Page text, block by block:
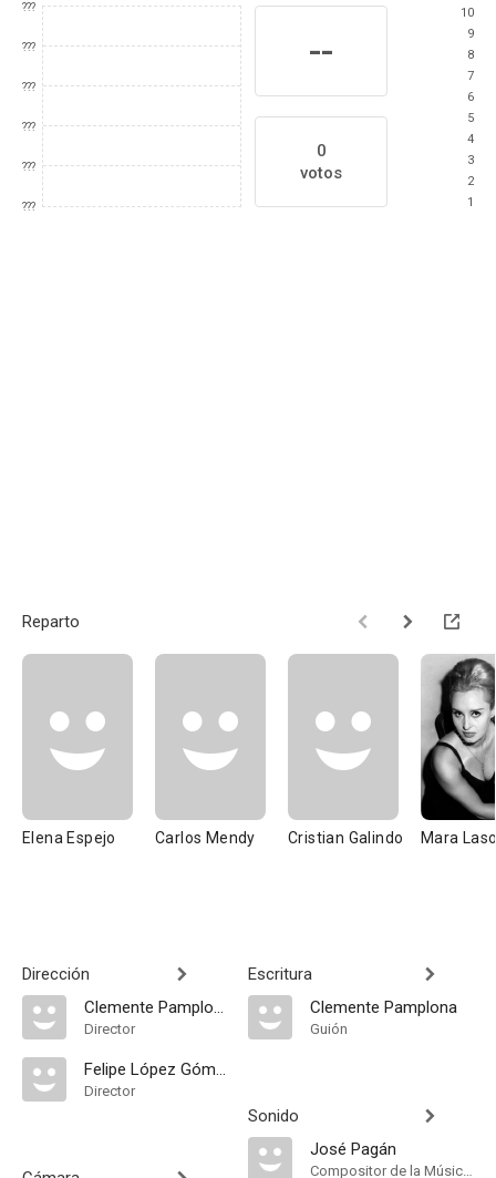
???
???
???
???
???
???
--
0
votos
10
9
8
7
6
5
4
3
2
1
Reparto
Elena Espejo Carlos Mendy Cristian Galindo Mara
Dirección
Clemente Pamplona
Director
Felipe López Gómez
Director
Escritura
Clemente Pamplona
Guión
Sonido
José Pagán
Compositor de la Música Original